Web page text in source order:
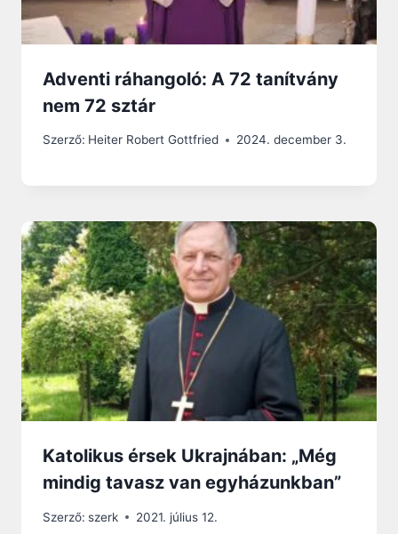
Adventi ráhangoló: A 72 tanítvány
nem 72 sztár
Szerző: Heiter Robert Gottfried 2024. december 3.
Katolikus érsek Ukrajnában: „Még
mindig tavasz van egyházunkban”
Szerző: szerk 2021. július 12.